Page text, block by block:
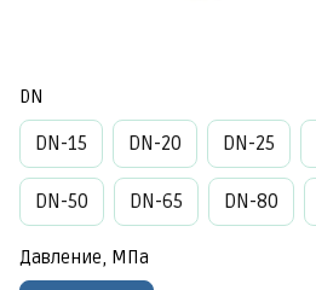
DN
DN-15 DN-20 DN-25
DN-50 DN-65 DN-80
Давление, МПа